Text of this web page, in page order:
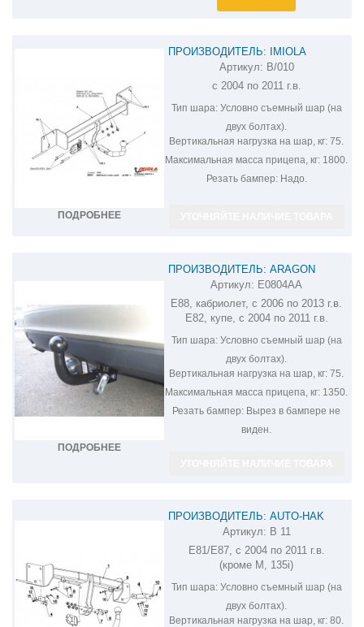
ПОДРОБНЕЕ
ПРОИЗВОДИТЕЛЬ: IMIOLA
ФАРКОП НА BMW 1 E81/E87 B/010
Артикул: B/010
с 2004 по 2011 г.в.
Тип шара:Условно съемный шар (на
двух болтах).
Вертикальная нагрузка на шар, кг: 75.
Максимальная масса прицепа, кг: 1800.
Резать бампер:Надо.
ПОДРОБНЕЕ
ПРОИЗВОДИТЕЛЬ: ARAGON
ФАРКОП НА BMW 1-SERIES E0804AA
Артикул: E0804AA
E88, кабриолет, с 2006 по 2013 г.в.
E82, купе, с 2004 по 2011 г.в.
Тип шара:Условно съемный шар (на
двух болтах).
Вертикальная нагрузка на шар, кг: 75.
Максимальная масса прицепа, кг: 1350.
Резать бампер: Вырез в бампере не
виден.
ПРОИЗВОДИТЕЛЬ: AUTO-HAK
ФАРКОП НА BMW 1 B 11
Артикул: B 11
E81/E87, с 2004 по 2011 г.в.
(кроме M, 135i)
Тип шара:Условно съемный шар (на
двух болтах).
Вертикальная нагрузка на шар, кг: 80.